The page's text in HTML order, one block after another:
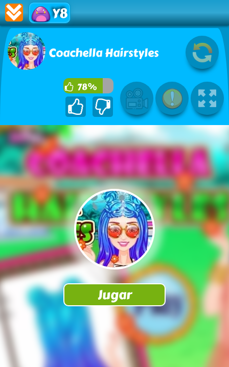
Y8
Coachella Hairstyles
78%